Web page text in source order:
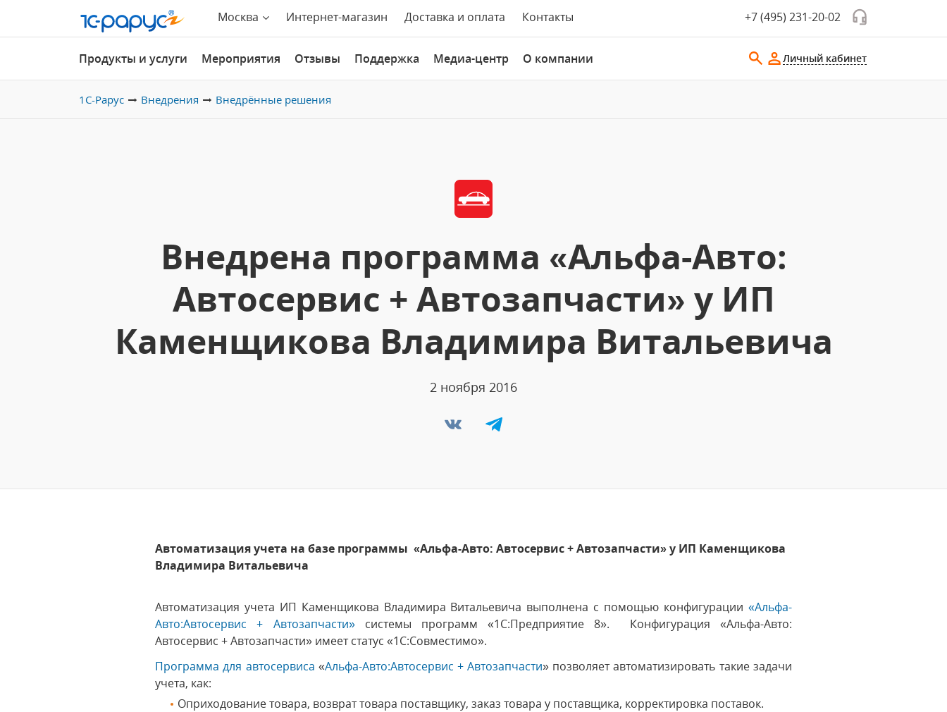
Москва Интернет-магазин Доставка и оплата Контакты +7 (495) 231-20-02
Продукты и услуги Мероприятия Отзывы Поддержка Медиа-центр О компании Личный кабинет
1С-Рарус Внедрения Внедрённые решения
Внедрена программа «Альфа-Авто:
Автосервис + Автозапчасти» у ИП
Каменщикова Владимира Витальевича
2 ноября 2016
Автоматизация учета на базе программы «Альфа-Авто: Автосервис + Автозапчасти» у ИП Каменщикова
Владимира Витальевича
Автоматизация учета ИП Каменщикова Владимира Витальевича выполнена с помощью конфигурации «Альфа-
Авто:Автосервис + Автозапчасти»системы программ «1С:Предприятие 8». Конфигурация «Альфа-Авто:
Автосервис + Автозапчасти» имеет статус «1С:Совместимо».
Программа для автосервиса «Альфа-Авто:Автосервис + Автозапчасти» позволяет автоматизировать такие задачи
учета, как:
Оприходование товара, возврат товара поставщику, заказ товара у поставщика, корректировка поставок.